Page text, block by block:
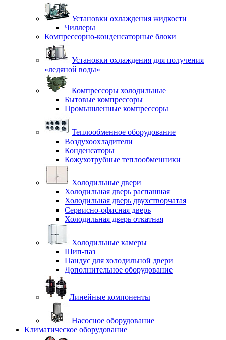
Установки охлаждения жидкости
Чиллеры
Компрессорно-конденсаторные блоки
Установки охлаждения для получения
«ледяной воды»
Компрессоры холодильные
Бытовые компрессоры
Промышленные компрессоры
Теплообменное оборудование
Воздухоохладители
Конденсаторы
Кожухотрубные теплообменники
Холодильные двери
Холодильная дверь распашная
Холодильная дверь двухстворчатая
Сервисно-офисная дверь
Холодильная дверь откатная
Холодильные камеры
Шип-паз
Пандус для холодильной двери
Дополнительное оборудование
Линейные компоненты
Насосное оборудование
Климатическое оборудование